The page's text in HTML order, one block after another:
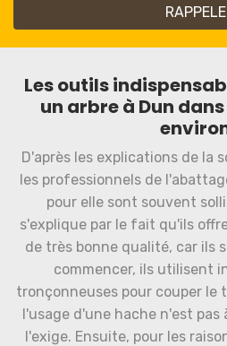
Les outils
un arbre à Dun
D'après les explications de la
les professionnels de
pour elle sont souvent
s'explique par le fait qu'ils
de très bonne qualité, car ils
commencer, ils utilisent
tronçonneuses pour couper le
l'usage d'une hache n'est
l'exige. Ensuite, pour les